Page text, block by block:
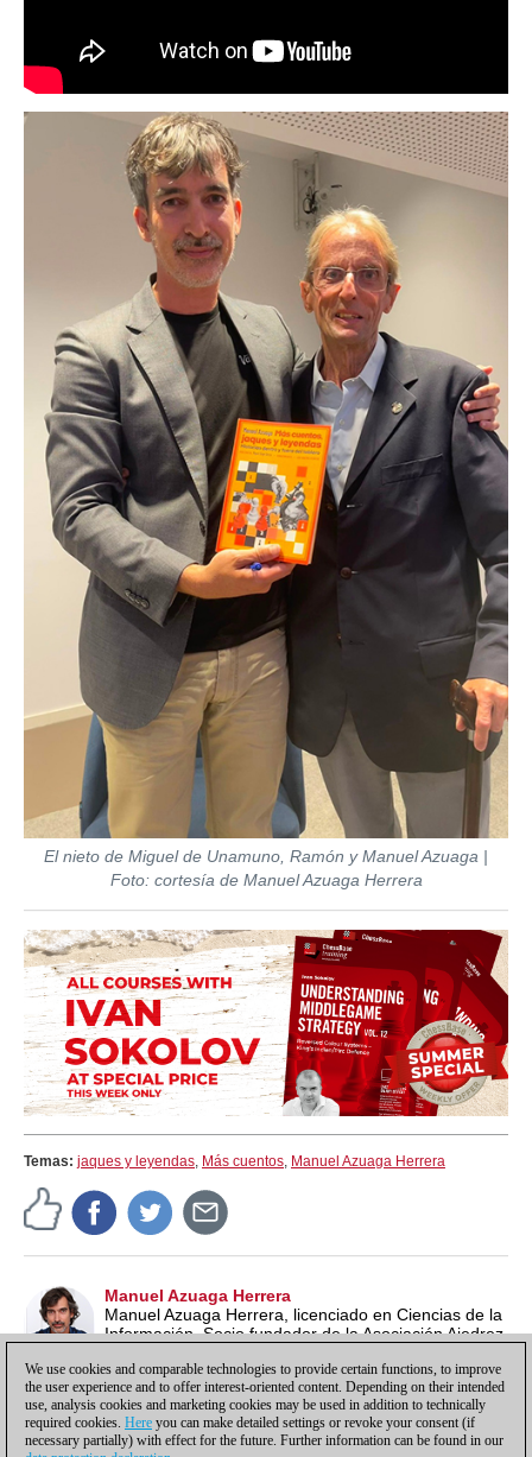
El nieto de Miguel de Unamuno, Ramón y Manuel Azuaga |
Foto: cortesía de Manuel Azuaga Herrera
Temas: jaques y leyendas, Más cuentos, Manuel Azuaga Herrera
Manuel Azuaga Herrera
Manuel Azuaga Herrera, licenciado en Ciencias de la
Información. Socio fundador de la Asociación Ajedrez
Andaluza de Ajedrez (Nivel I-FADA)
We use cookies and comparable technologies to provide certain functions, to improve
the user experience and to offer interest-oriented content. Depending on their intended
use, analysis cookies and marketing cookies may be used in addition to technically
required cookies. Here you can make detailed settings or revoke your consent (if
necessary partially) with effect for the future. Further information can be found in our